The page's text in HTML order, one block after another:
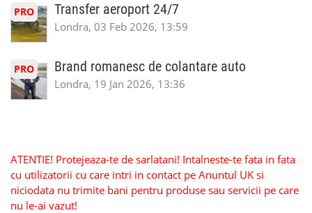
PRO Transfer aeroport 24/7
Londra, 03 Feb 2026, 13:59
PRO Brand romanesc de colantare auto
Londra, 19 Jan 2026, 13:36
ATENTIE! Protejeaza-te de sarlatani! Intalneste-te fata in fata
cu utilizatorii cu care intri in contact pe Anuntul UK si
niciodata nu trimite bani pentru produse sau servicii pe care
nu le-ai vazut!